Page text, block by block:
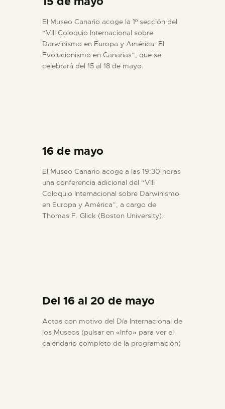
El Museo Canario acoge la 1º sección del
“VIII Coloquio Internacional sobre
Darwinismo en Europa y América. El
Evolucionismo en Canarias”, que se
celebrará del 15 al 18 de mayo.
16 de mayo
El Museo Canario acoge a las 19:30 horas
una conferencia adicional del “VIII
Coloquio Internacional sobre Darwinismo
en Europa y América”, a cargo de
Thomas F. Glick (Boston University).
Del 16 al 20 de mayo
Actos con motivo del Día Internacional de
los Museos (pulsar en «Info» para ver el
calendario completo de la programación)